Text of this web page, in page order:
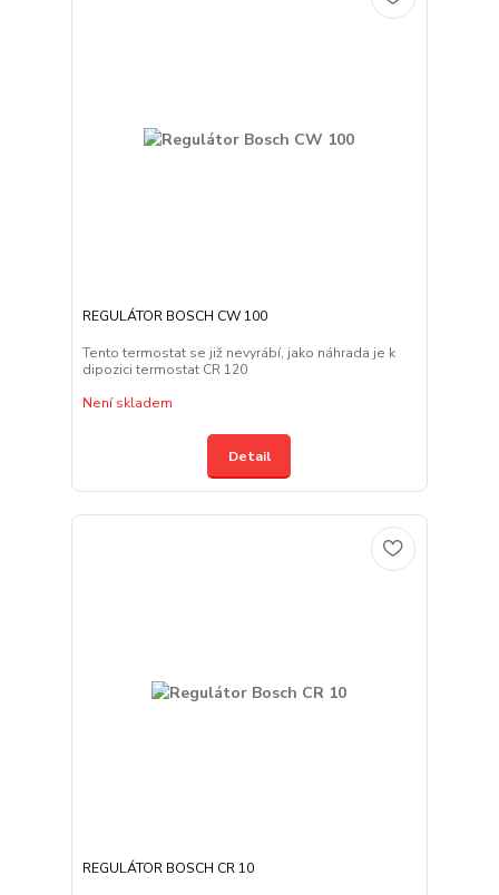
REGULÁTOR BOSCH CW 100
Tento termostat se již nevyrábí, jako náhrada je k
dipozici termostat CR 120
Není skladem
Detail
REGULÁTOR BOSCH CR 10